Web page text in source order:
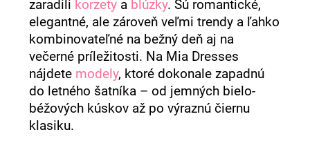
zaradili korzety a blúzky. Sú romantické,
elegantné, ale zároveň veľmi trendy a ľahko
kombinovateľné na bežný deň aj na
večerné príležitosti. Na Mia Dresses
nájdete modely, ktoré dokonale zapadnú
do letného šatníka – od jemných bielo-
béžových kúskov až po výraznú čiernu
klasiku.